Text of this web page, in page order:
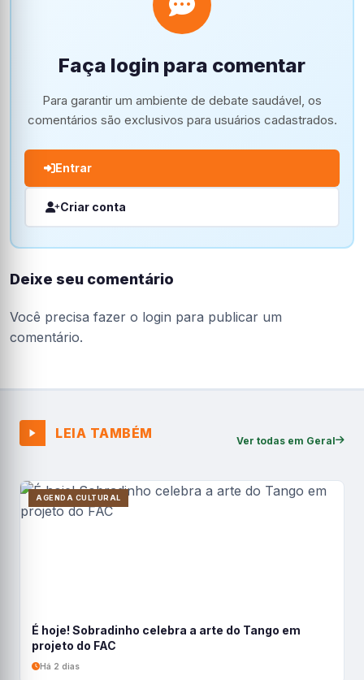
Faça login para comentar
Para garantir um ambiente de debate saudável, os
comentários são exclusivos para usuários cadastrados.
Entrar
Criar conta
Deixe seu comentário
Você precisa fazer o login para publicar um
comentário.
LEIA TAMBÉM Ver todas em Geral
AGENDA CULTURAL
É hoje! Sobradinho celebra a arte do Tango em
projeto do FAC
Há 2 dias